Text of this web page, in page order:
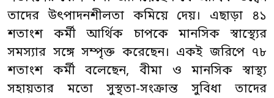
তাদের উৎপাদনশীলতা কমিয়ে দেয়। এছাড়া ৪১
শতাংশ কর্মী আর্থিক চাপকে মানসিক স্বাস্থ্যের
সমস্যার সঙ্গে সম্পৃক্ত করেছেন। একই জরিপে ৭৮
শতাংশ কর্মী বলেছেন, বীমা ও মানসিক স্বাস্থ্য
সহায়তার মতো সুস্থতা-সংক্রান্ত সুবিধা তাদের